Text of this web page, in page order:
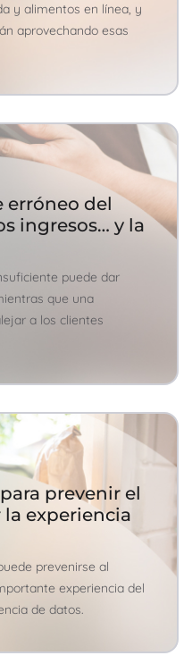
y alimentos en línea, y
aprovechando esas
erróneo del
ingresos… y la
puede dar
que una
a los clientes
prevenir el
la experiencia
prevenirse al
experiencia del
de datos.